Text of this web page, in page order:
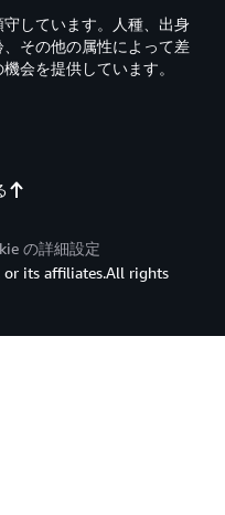
しています。人種、出身
その他の属性によって差
会を提供しています。
の詳細設定
or its affiliates.All rights